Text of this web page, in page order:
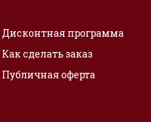
Дисконтная программа
Как сделать заказ
Публичная оферта